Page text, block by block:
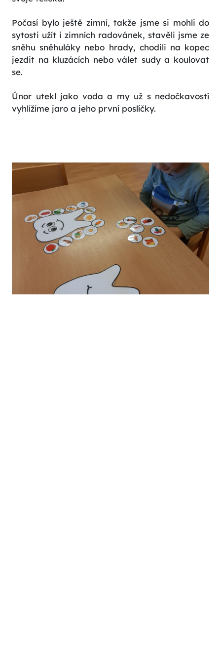
Počasí bylo ještě zimní, takže jsme si mohli do
sytosti užít i zimních radovánek, stavěli jsme ze
sněhu sněhuláky nebo hrady, chodili na kopec
jezdit na kluzácích nebo válet sudy a koulovat
se.
Únor utekl jako voda a my už s nedočkavostí
vyhlížíme jaro a jeho první poslíčky.